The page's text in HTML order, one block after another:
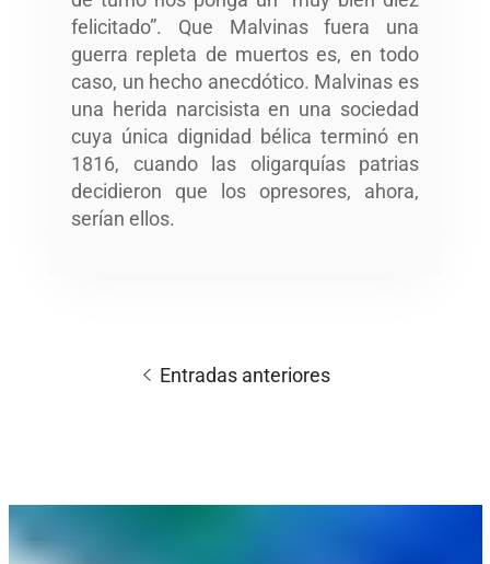
felicitado”. Que Malvinas fuera una
guerra repleta de muertos es, en todo
caso, un hecho anecdótico. Malvinas es
una herida narcisista en una sociedad
cuya única dignidad bélica terminó en
1816, cuando las oligarquías patrias
decidieron que los opresores, ahora,
serían ellos.
Entradas anteriores